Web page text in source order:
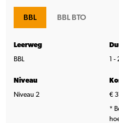
BBL BBL BTO
Leerweg
BBL 1 -
Niveau
Niveau 2 €
*